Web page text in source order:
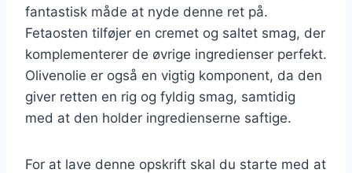
fantastisk måde at nyde denne ret på.
Fetaosten tilføjer en cremet og saltet smag, der
komplementerer de øvrige ingredienser perfekt.
Olivenolie er også en vigtig komponent, da den
giver retten en rig og fyldig smag, samtidig
med at den holder ingredienserne saftige.
For at lave denne opskrift skal du starte med at